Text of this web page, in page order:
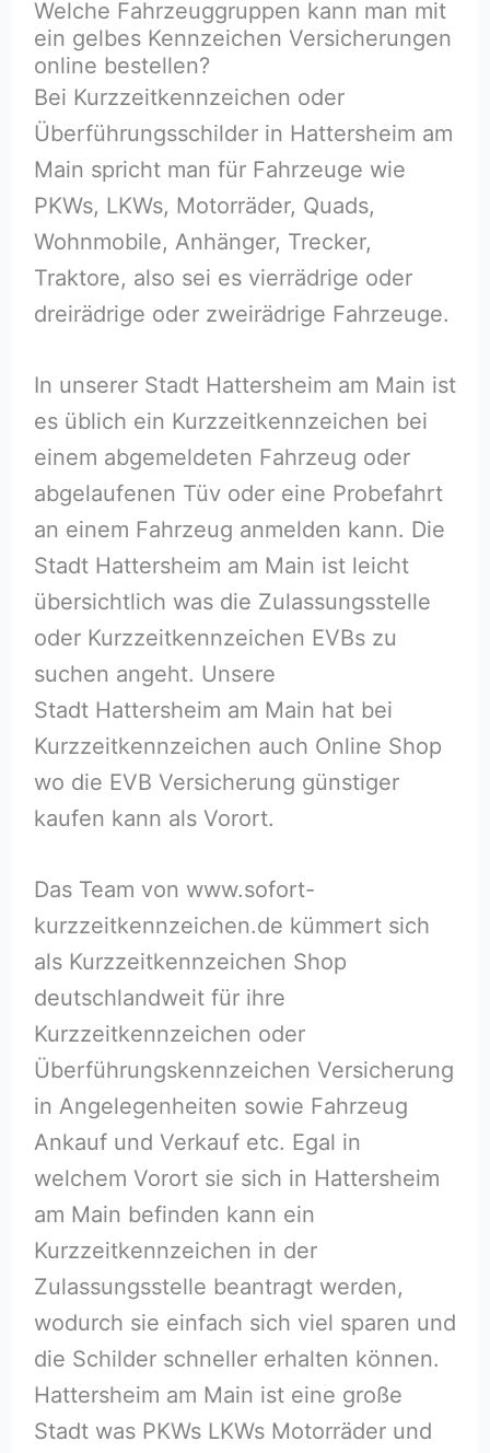
Welche Fahrzeuggruppen kann man mit
ein gelbes Kennzeichen Versicherungen
online bestellen?
Bei Kurzzeitkennzeichen oder
Überführungsschilder in Hattersheim am
Main spricht man für Fahrzeuge wie
PKWs, LKWs, Motorräder, Quads,
Wohnmobile, Anhänger, Trecker,
Traktore, also sei es vierrädrige oder
dreirädrige oder zweirädrige Fahrzeuge.
In unserer Stadt Hattersheim am Main ist
es üblich ein Kurzzeitkennzeichen bei
einem abgemeldeten Fahrzeug oder
abgelaufenen Tüv oder eine Probefahrt
an einem Fahrzeug anmelden kann. Die
Stadt Hattersheim am Main ist leicht
übersichtlich was die Zulassungsstelle
oder Kurzzeitkennzeichen EVBs zu
suchen angeht. Unsere
Stadt Hattersheim am Main hat bei
Kurzzeitkennzeichen auch Online Shop
wo die EVB Versicherung günstiger
kaufen kann als Vorort.
Das Team von www.sofort-
kurzzeitkennzeichen.de kümmert sich
als Kurzzeitkennzeichen Shop
deutschlandweit für ihre
Kurzzeitkennzeichen oder
Überführungskennzeichen Versicherung
in Angelegenheiten sowie Fahrzeug
Ankauf und Verkauf etc. Egal in
welchem Vorort sie sich in Hattersheim
am Main befinden kann ein
Kurzzeitkennzeichen in der
Zulassungsstelle beantragt werden,
wodurch sie einfach sich viel sparen und
die Schilder schneller erhalten können.
Hattersheim am Main ist eine große
Stadt was PKWs LKWs Motorräder und